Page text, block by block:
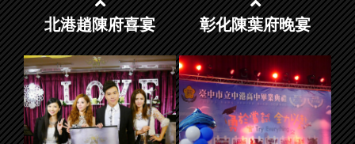
北港趙陳府喜宴 彰化陳葉府晚宴